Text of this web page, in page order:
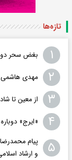
تازه‌ها
۱ بغض سحر
۲ مهدی هاشمی:
۳ از معین تا
۴ «ایرج»
۵
پیام
و ارشاد